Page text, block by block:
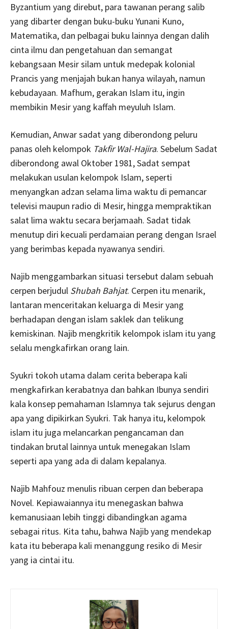
Byzantium yang direbut, para tawanan perang salib
yang dibarter dengan buku-buku Yunani Kuno,
Matematika, dan pelbagai buku lainnya dengan dalih
cinta ilmu dan pengetahuan dan semangat
kebangsaan Mesir silam untuk medepak kolonial
Prancis yang menjajah bukan hanya wilayah, namun
kebudayaan. Mafhum, gerakan Islam itu, ingin
membikin Mesir yang kaffah meyuluh Islam.
Kemudian, Anwar sadat yang diberondong peluru
panas oleh kelompok Takfir Wal-Hajira. Sebelum Sadat
diberondong awal Oktober 1981, Sadat sempat
melakukan usulan kelompok Islam, seperti
menyangkan adzan selama lima waktu di pemancar
televisi maupun radio di Mesir, hingga mempraktikan
salat lima waktu secara berjamaah. Sadat tidak
menutup diri kecuali perdamaian perang dengan Israel
yang berimbas kepada nyawanya sendiri.
Najib menggambarkan situasi tersebut dalam sebuah
cerpen berjudul Shubah Bahjat. Cerpen itu menarik,
lantaran menceritakan keluarga di Mesir yang
berhadapan dengan islam saklek dan telikung
kemiskinan. Najib mengkritik kelompok islam itu yang
selalu mengkafirkan orang lain.
Syukri tokoh utama dalam cerita beberapa kali
mengkafirkan kerabatnya dan bahkan Ibunya sendiri
kala konsep pemahaman Islamnya tak sejurus dengan
apa yang dipikirkan Syukri. Tak hanya itu, kelompok
islam itu juga melancarkan pengancaman dan
tindakan brutal lainnya untuk menegakan Islam
seperti apa yang ada di dalam kepalanya.
Najib Mahfouz menulis ribuan cerpen dan beberapa
Novel. Kepiawaiannya itu menegaskan bahwa
kemanusiaan lebih tinggi dibandingkan agama
sebagai ritus. Kita tahu, bahwa Najib yang mendekap
kata itu beberapa kali menanggung resiko di Mesir
yang ia cintai itu.